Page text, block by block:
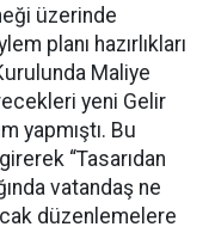
üzerinde
planı hazırlıkları
Maliye
yeni Gelir
yapmıştı. Bu
“Tasarıdan
vatandaş ne
düzenlemelere